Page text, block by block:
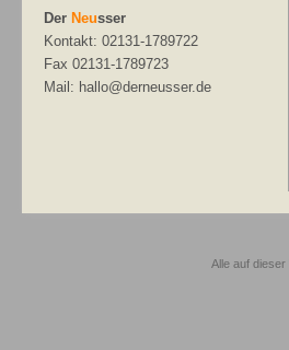
Der Neusser
Kontakt: 02131-1789722
Fax 02131-1789723
Mail: hallo@derneusser.de
Alle auf